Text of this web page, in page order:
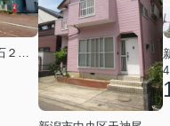
新潟市中央区明石２丁目